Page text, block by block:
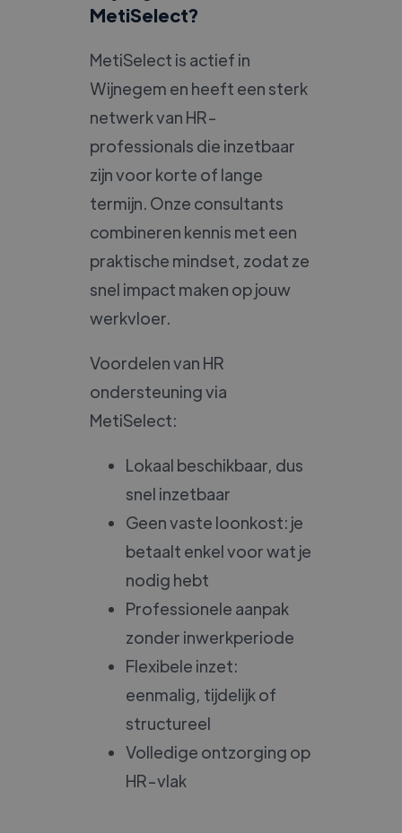
MetiSelect?
MetiSelect is actief in
Wijnegem en heeft een sterk
netwerk van HR-
professionals die inzetbaar
zijn voor korte of lange
termijn. Onze consultants
combineren kennis met een
praktische mindset, zodat ze
snel impact maken op jouw
werkvloer.
Voordelen van HR
ondersteuning via
MetiSelect:
Lokaal beschikbaar, dus
snel inzetbaar
Geen vaste loonkost: je
betaalt enkel voor wat je
nodig hebt
Professionele aanpak
zonder inwerkperiode
Flexibele inzet:
eenmalig, tijdelijk of
structureel
Volledige ontzorging op
HR-vlak